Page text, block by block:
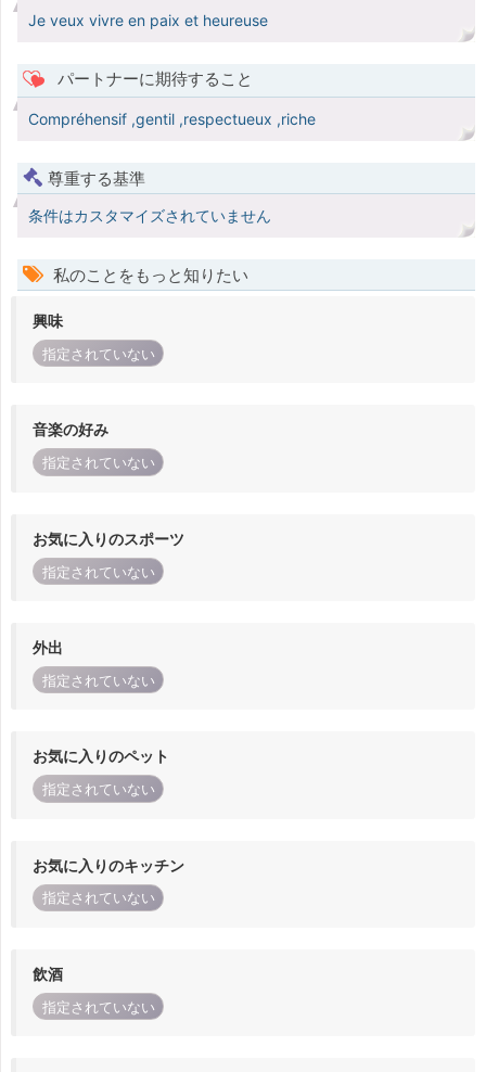
Je veux vivre en paix et heureuse
パートナーに期待すること
Compréhensif ,gentil ,respectueux ,riche
尊重する基準
条件はカスタマイズされていません
私のことをもっと知りたい
興味
指定されていない
音楽の好み
指定されていない
お気に入りのスポーツ
指定されていない
外出
指定されていない
お気に入りのペット
指定されていない
お気に入りのキッチン
指定されていない
飲酒
指定されていない